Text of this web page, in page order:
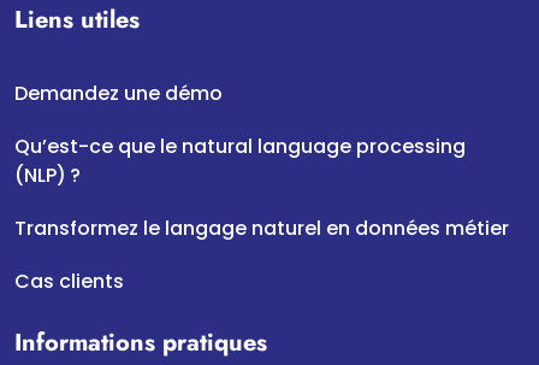
Liens utiles
Demandez une démo
Qu’est-ce que le natural language processing
(NLP) ?
Transformez le langage naturel en données métier
Cas clients
Informations pratiques